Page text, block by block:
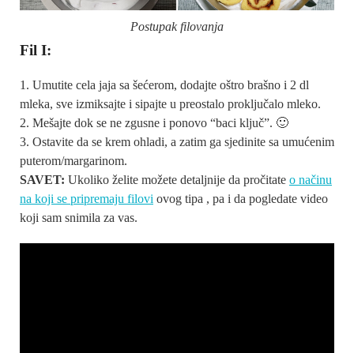
Postupak filovanja
Fil I:
Umutite cela jaja sa šećerom, dodajte oštro brašno i 2 dl
mleka, sve izmiksajte i sipajte u preostalo proključalo mleko.
Mešajte dok se ne zgusne i ponovo “baci ključ”. 🙂
Ostavite da se krem ohladi, a zatim ga sjedinite sa umućenim
puterom/margarinom.
SAVET: Ukoliko želite možete detaljnije da pročitate o načinu
na koji se pripremaju filovi ovog tipa , pa i da pogledate video
koji sam snimila za vas.